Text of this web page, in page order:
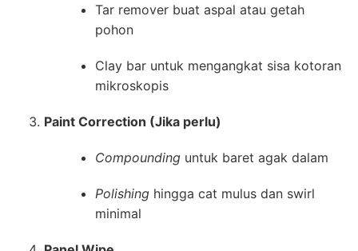
Tar remover buat aspal atau getah
pohon
Clay bar untuk mengangkat sisa kotoran
mikroskopis
Paint Correction (Jika perlu)
Compounding untuk baret agak dalam
Polishing hingga cat mulus dan swirl
minimal